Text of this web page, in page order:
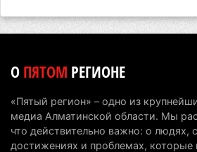
тарифы
Сильнейшие дзюдоисты мира
6 августа 2026 г. 12:12
Первый раз с ИИ в первый класс:
ОПЯТОМ РЕГИОНЕ
«Пятый регион» – одно из
медиа Алматинской области. Мы
что действительно важно: о людях,
достижениях и проблемах, которые